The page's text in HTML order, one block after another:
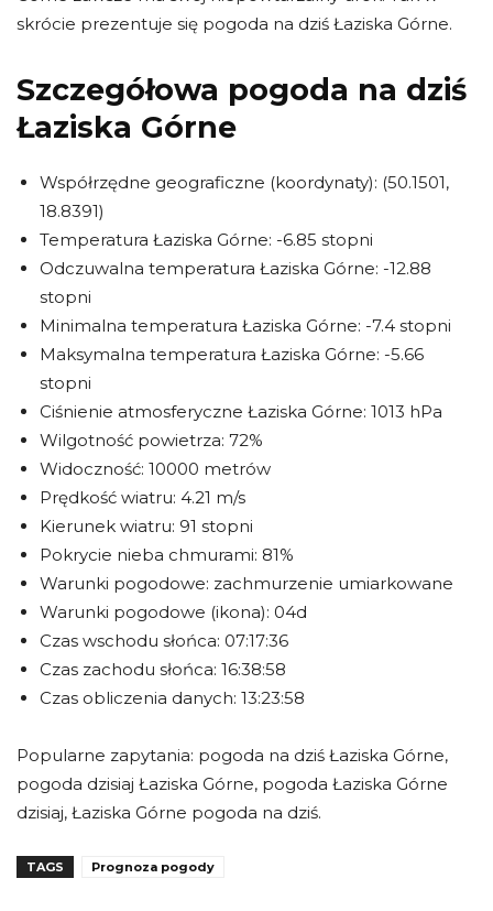
skrócie prezentuje się pogoda na dziś Łaziska Górne.
Szczegółowa pogoda na dziś
Łaziska Górne
Współrzędne geograficzne (koordynaty): (50.1501,
18.8391)
Temperatura Łaziska Górne: -6.85 stopni
Odczuwalna temperatura Łaziska Górne: -12.88
stopni
Minimalna temperatura Łaziska Górne: -7.4 stopni
Maksymalna temperatura Łaziska Górne: -5.66
stopni
Ciśnienie atmosferyczne Łaziska Górne: 1013 hPa
Wilgotność powietrza: 72%
Widoczność: 10000 metrów
Prędkość wiatru: 4.21 m/s
Kierunek wiatru: 91 stopni
Pokrycie nieba chmurami: 81%
Warunki pogodowe: zachmurzenie umiarkowane
Warunki pogodowe (ikona): 04d
Czas wschodu słońca: 07:17:36
Czas zachodu słońca: 16:38:58
Czas obliczenia danych: 13:23:58
Popularne zapytania: pogoda na dziś Łaziska Górne,
pogoda dzisiaj Łaziska Górne, pogoda Łaziska Górne
dzisiaj, Łaziska Górne pogoda na dziś.
TAGS Prognoza pogody